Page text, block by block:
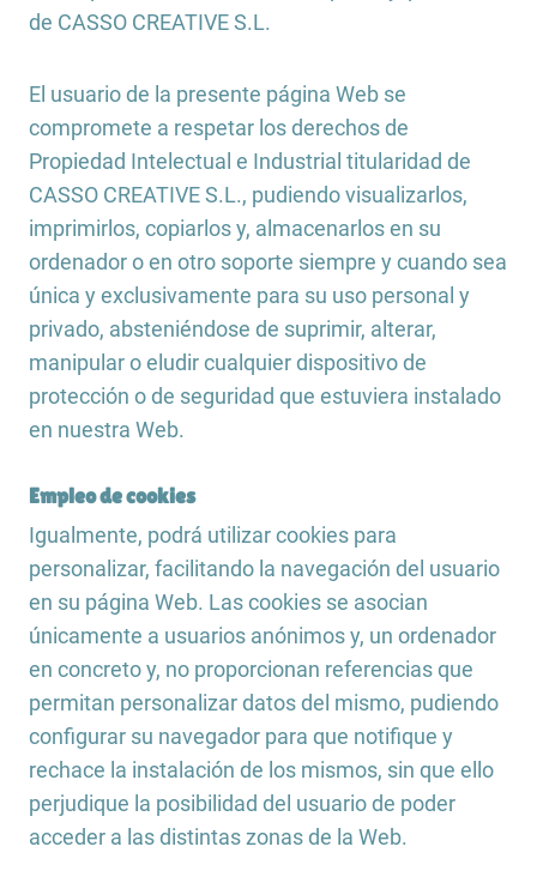
de CASSO CREATIVE S.L.
El usuario de la presente página Web se
compromete a respetar los derechos de
Propiedad Intelectual e Industrial titularidad de
CASSO CREATIVE S.L., pudiendo visualizarlos,
imprimirlos, copiarlos y, almacenarlos en su
ordenador o en otro soporte siempre y cuando sea
única y exclusivamente para su uso personal y
privado, absteniéndose de suprimir, alterar,
manipular o eludir cualquier dispositivo de
protección o de seguridad que estuviera instalado
en nuestra Web.
Empleo de cookies
Igualmente, podrá utilizar cookies para
personalizar, facilitando la navegación del usuario
en su página Web. Las cookies se asocian
únicamente a usuarios anónimos y, un ordenador
en concreto y, no proporcionan referencias que
permitan personalizar datos del mismo, pudiendo
configurar su navegador para que notifique y
rechace la instalación de los mismos, sin que ello
perjudique la posibilidad del usuario de poder
acceder a las distintas zonas de la Web.